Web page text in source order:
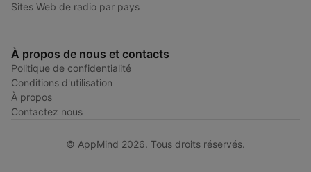
Sites Web de radio par pays
À propos de nous et contacts
Politique de confidentialité
Conditions d'utilisation
À propos
Contactez nous
© AppMind 2026. Tous droits réservés.